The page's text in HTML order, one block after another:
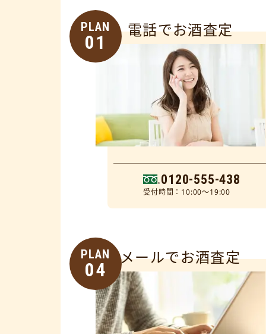
PLAN
01
電話でお酒査定
0120-555-438
受付時間：10:00～19:00
PLAN
04
メールでお酒査定